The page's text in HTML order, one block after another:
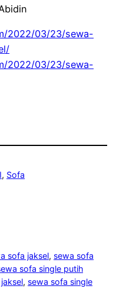
2022/03/23/sewa-
2022/03/23/sewa-
, Sofa
sofa jaksel, sewa sofa
sofa single putih
, sewa sofa single